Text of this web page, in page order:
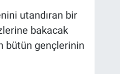
utandıran bir
bakacak
bütün gençlerinin